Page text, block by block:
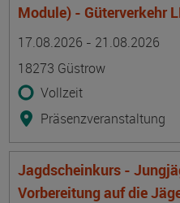
Module) - Güterverkehr
17.08.2026 - 21.08.2026
18273 Güstrow
Vollzeit
Präsenzveranstaltung
Jagdscheinkurs -
Vorbereitung auf die